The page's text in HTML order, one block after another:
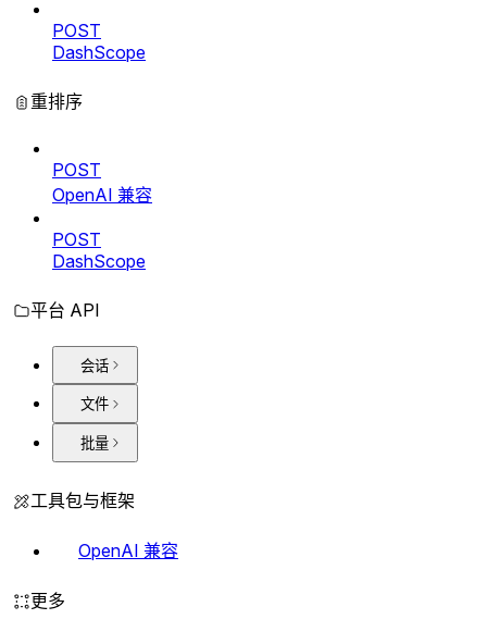
POST
DashScope
重排序
POST
OpenAI 兼容
POST
DashScope
平台 API
会话
文件
批量
工具包与框架
OpenAI 兼容
更多